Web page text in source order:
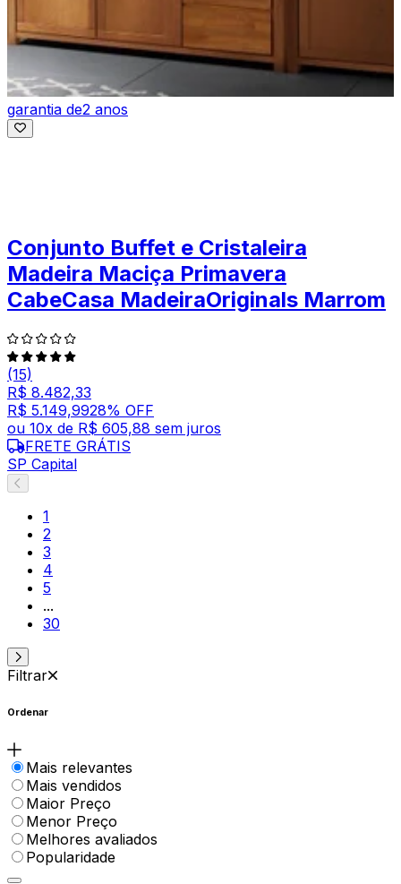
garantia de2 anos
Conjunto Buffet e Cristaleira
Madeira Maciça Primavera
CabeCasa MadeiraOriginals Marrom
(15)
R$ 8.482,33
R$ 5.149,9928% OFF
ou 10x de R$ 605,88 sem juros
FRETE GRÁTIS
SP Capital
1
2
3
4
5
...
30
Filtrar
Ordenar
Mais relevantes
Mais vendidos
Maior Preço
Menor Preço
Melhores avaliados
Popularidade